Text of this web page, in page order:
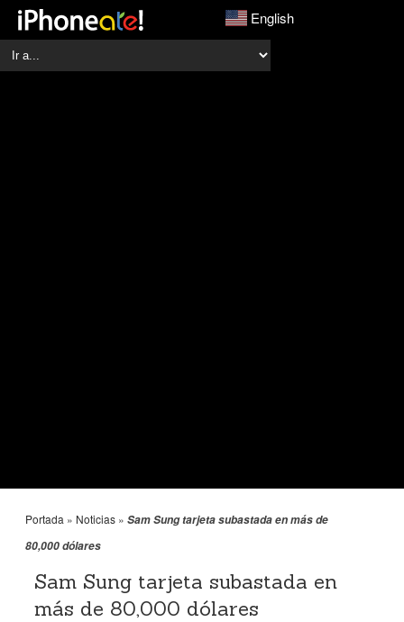
English
Portada » Noticias » Sam Sung tarjeta subastada en más de
80,000 dólares
Sam Sung tarjeta subastada en
más de 80,000 dólares